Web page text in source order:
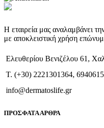
Η εταιρεία μας αναλαμβάνει
με αποκλειστική χρήση
Ελευθερίου Βενιζέλου 61,
T. (+30) 2221301364,
info@dermatoslife.gr
ΠΡΟΣΦΑΤΑ ΑΡΘΡΑ